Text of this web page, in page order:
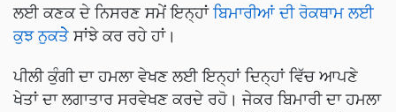
ਲਈ ਕਣਕ ਦੇ ਨਿਸਰਣ ਸਮੇਂ ਇਨ੍ਹਾਂ ਬਿਮਾਰੀਆਂ ਦੀ ਰੋਕਥਾਮ ਲਈ
ਕੁਝ ਨੁਕਤੇੇੇ ਸਾਂਝੇ ਕਰ ਰਹੇ ਹਾਂ।
ਪੀਲੀ ਕੁੰਗੀ ਦਾ ਹਮਲਾ ਵੇਖਣ ਲਈ ਇਨ੍ਹਾਂ ਦਿਨ੍ਹਾਂ ਵਿੱਚ ਆਪਣੇ
ਖੇਤਾਂ ਦਾ ਲਗਾਤਾਰ ਸਰਵੇਖਣ ਕਰਦੇ ਰਹੋ। ਜੇਕਰ ਬਿਮਾਰੀ ਦਾ ਹਮਲਾ